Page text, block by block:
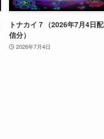
トナカイ７（2026年7月4日配
信分）
2026年7月4日